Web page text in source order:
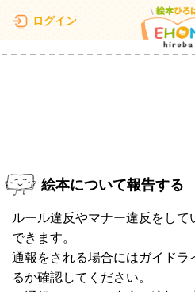
ログイン
絵本について報告する
ルール違反やマナー違反をし
できます。
通報をされる場合にはガイドラ
るか確認してください。